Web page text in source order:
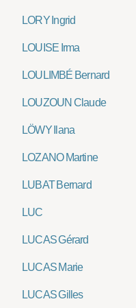
LORY Ingrid
LOUISE Irma
LOULIMBÉ Bernard
LOUZOUN Claude
LÖWY Ilana
LOZANO Martine
LUBAT Bernard
LUC
LUCAS Gérard
LUCAS Marie
LUCAS Gilles